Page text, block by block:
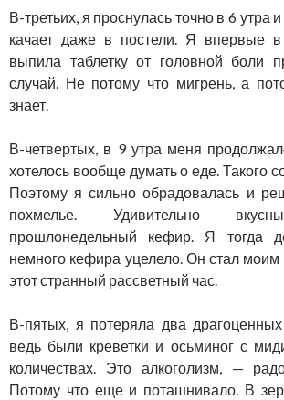
В-третьих, я проснулась точно в 6 утра
качает даже в постели. Я впервые
выпила таблетку от головной боли
случай. Не потому что мигрень, а
знает.
В-четвертых, в 9 утра меня
хотелось вообще думать о еде. Такого
Поэтому я сильно обрадовалась и
похмелье. Удивительно
прошлонедельный кефир. Я тогда
немного кефира уцелело. Он стал
этот странный рассветный час.
В-пятых, я потеряла два
ведь были креветки и осьминог с
количествах. Это алкоголизм, —
Потому что еще и поташнивало. В